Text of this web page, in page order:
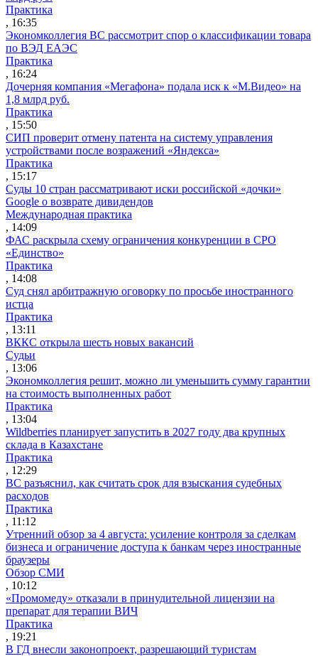
Практика
, 16:35
Экономколлегия ВС рассмотрит спор о классификации товара
по ВЭД ЕАЭС
Практика
, 16:24
Дочерняя компания «Мегафона» подала иск к «М.Видео» на
1,8 млрд руб.
Практика
, 15:50
СИП проверит отмену патента на систему управления
устройствами после возражений «Яндекса»
Практика
, 15:17
Суды 10 стран рассматривают иски российской «дочки»
Google о возврате дивидендов
Международная практика
, 14:09
ФАС раскрыла схему ограничения конкуренции в СРО
«Единство»
Практика
, 14:08
Суд снял арбитражную оговорку по просьбе иностранного
истца
Практика
, 13:11
ВККС открыла шесть новых вакансий
Судьи
, 13:06
Экономколлегия решит, можно ли уменьшить сумму гарантии
на стоимость выполненных работ
Практика
, 13:04
Wildberries планирует запустить в 2027 году два крупных
склада в Казахстане
Практика
, 12:29
ВС разъяснил, как считать срок для взыскания судебных
расходов
Практика
, 11:12
Утренний обзор за 4 августа: усиление контроля за сделкам
бизнеса и ограничение доступа к банкам через иностранные
браузеры
Обзор СМИ
, 10:12
«Промомеду» отказали в принудительной лицензии на
препарат для терапии ВИЧ
Практика
, 19:21
В ГД внесли законопроект, разрешающий туристам